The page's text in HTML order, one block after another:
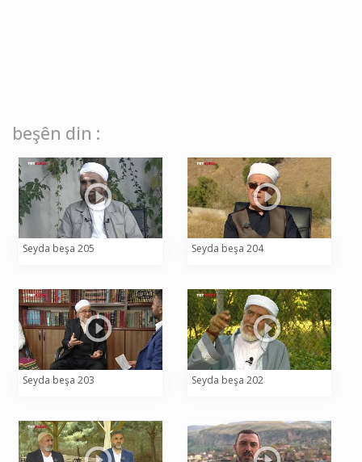
beşên din :
Seyda beşa 205 Seyda beşa 204
Seyda beşa 203 Seyda beşa 202